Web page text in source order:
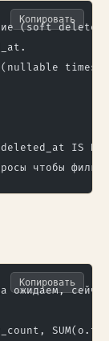
(soft
IS
чтобы
Копировать
ожидаем,
Копировать